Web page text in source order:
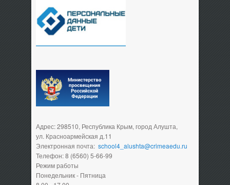
Адрес: 298510, Республика Крым, город Алушта,
ул. Красноармейская д.11
Электронная почта:school4_alushta@crimeaedu.ru
Телефон: 8 (6560) 5-66-99
Режим работы
Понедельник - Пятница